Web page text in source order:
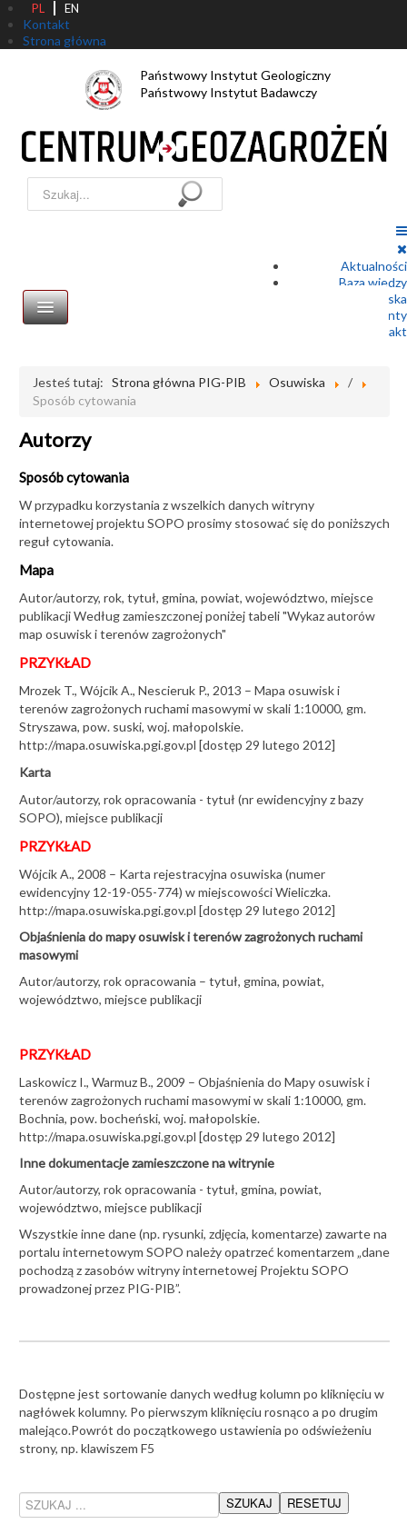
PL EN
Kontakt
Strona główna
Państwowy Instytut Geologiczny
Państwowy Instytut Badawczy
Szukaj...
Aktualności
Baza wiedzy
Zgłoszenie osuwiska
Dokumenty
Kontakt
OSUWISKA
Projekty
Monitoring osuwisk
Sposób cytowania
Konferencja O!suwisko 2026
Konferencja O!suwisko 2022
Konferencja O!suwisko 2019
Konferencja O!suwisko 2015
AKTUALNOŚCI
Międzynarodowe szkolenie ESA z technik InSAR w Oddziale
Karpackim PIG-PIB
24-06-2026
20. rocznica SOPO
22-05-2026
Naukowiec z Wietnamu na polskich osuwiskach
20 lat SOPO na O!SUWISKU
16-04-2026
Ziemia zapadła się na Pomorzu
05-03-2026
Jesteś tutaj: Strona główna PIG-PIB Osuwiska
/
Sposób cytowania
Autorzy
Sposób cytowania
W przypadku korzystania z wszelkich danych witryny
internetowej projektu SOPO prosimy stosować się do poniższych
reguł cytowania.
Mapa
Autor/autorzy, rok, tytuł, gmina, powiat, województwo, miejsce
publikacji Według zamieszczonej poniżej tabeli "Wykaz autorów
map osuwisk i terenów zagrożonych"
PRZYKŁAD
Mrozek T., Wójcik A., Nescieruk P., 2013 – Mapa osuwisk i
terenów zagrożonych ruchami masowymi w skali 1:10000, gm.
Stryszawa, pow. suski, woj. małopolskie.
http://mapa.osuwiska.pgi.gov.pl [dostęp 29 lutego 2012]
Karta
Autor/autorzy, rok opracowania - tytuł (nr ewidencyjny z bazy
SOPO), miejsce publikacji
PRZYKŁAD
Wójcik A., 2008 – Karta rejestracyjna osuwiska (numer
ewidencyjny 12-19-055-774) w miejscowości Wieliczka.
http://mapa.osuwiska.pgi.gov.pl [dostęp 29 lutego 2012]
Objaśnienia do mapy osuwisk i terenów zagrożonych ruchami
masowymi
Autor/autorzy, rok opracowania – tytuł, gmina, powiat,
województwo, miejsce publikacji
PRZYKŁAD
Laskowicz I., Warmuz B., 2009 – Objaśnienia do Mapy osuwisk i
terenów zagrożonych ruchami masowymi w skali 1:10000, gm.
Bochnia, pow. bocheński, woj. małopolskie.
http://mapa.osuwiska.pgi.gov.pl [dostęp 29 lutego 2012]
Inne dokumentacje zamieszczone na witrynie
Autor/autorzy, rok opracowania - tytuł, gmina, powiat,
województwo, miejsce publikacji
Wszystkie inne dane (np. rysunki, zdjęcia, komentarze) zawarte na
portalu internetowym SOPO należy opatrzeć komentarzem „dane
pochodzą z zasobów witryny internetowej Projektu SOPO
prowadzonej przez PIG-PIB”.
Dostępne jest sortowanie danych według kolumn po kliknięciu w
nagłówek kolumny. Po pierwszym kliknięciu rosnąco a po drugim
malejąco.Powrót do początkowego ustawienia po odświeżeniu
strony, np. klawiszem F5